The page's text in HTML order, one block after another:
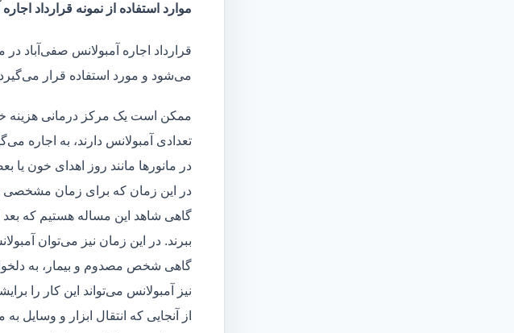
موارد استفاده از نمونه قرارداد
قرارداد اجاره آمبولانس صفی‌آباد
می‌شود و مورد استفاده قرار
ممکن است یک مرکز درمانی هزینه
تعدادی آمبولانس دارند، به اجاره
در مانور‌ها مانند روز اهدای خون
در این زمان که برای زمان مشخصی
گاهی شاهد این مساله هستیم که
ببرند. در این زمان نیز می‌توان
گاهی شخص مصدوم و بیمار، به
نیز آمبولانس می‌تواند این کار را
از آنجایی که انتقال ابزار و